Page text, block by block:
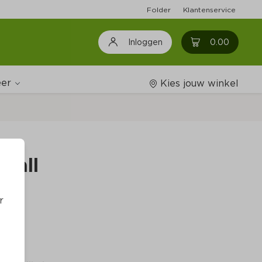
Folder Klantenservice
Inloggen 0.00 0
Wijnshop
Kies jouw winkel
ball